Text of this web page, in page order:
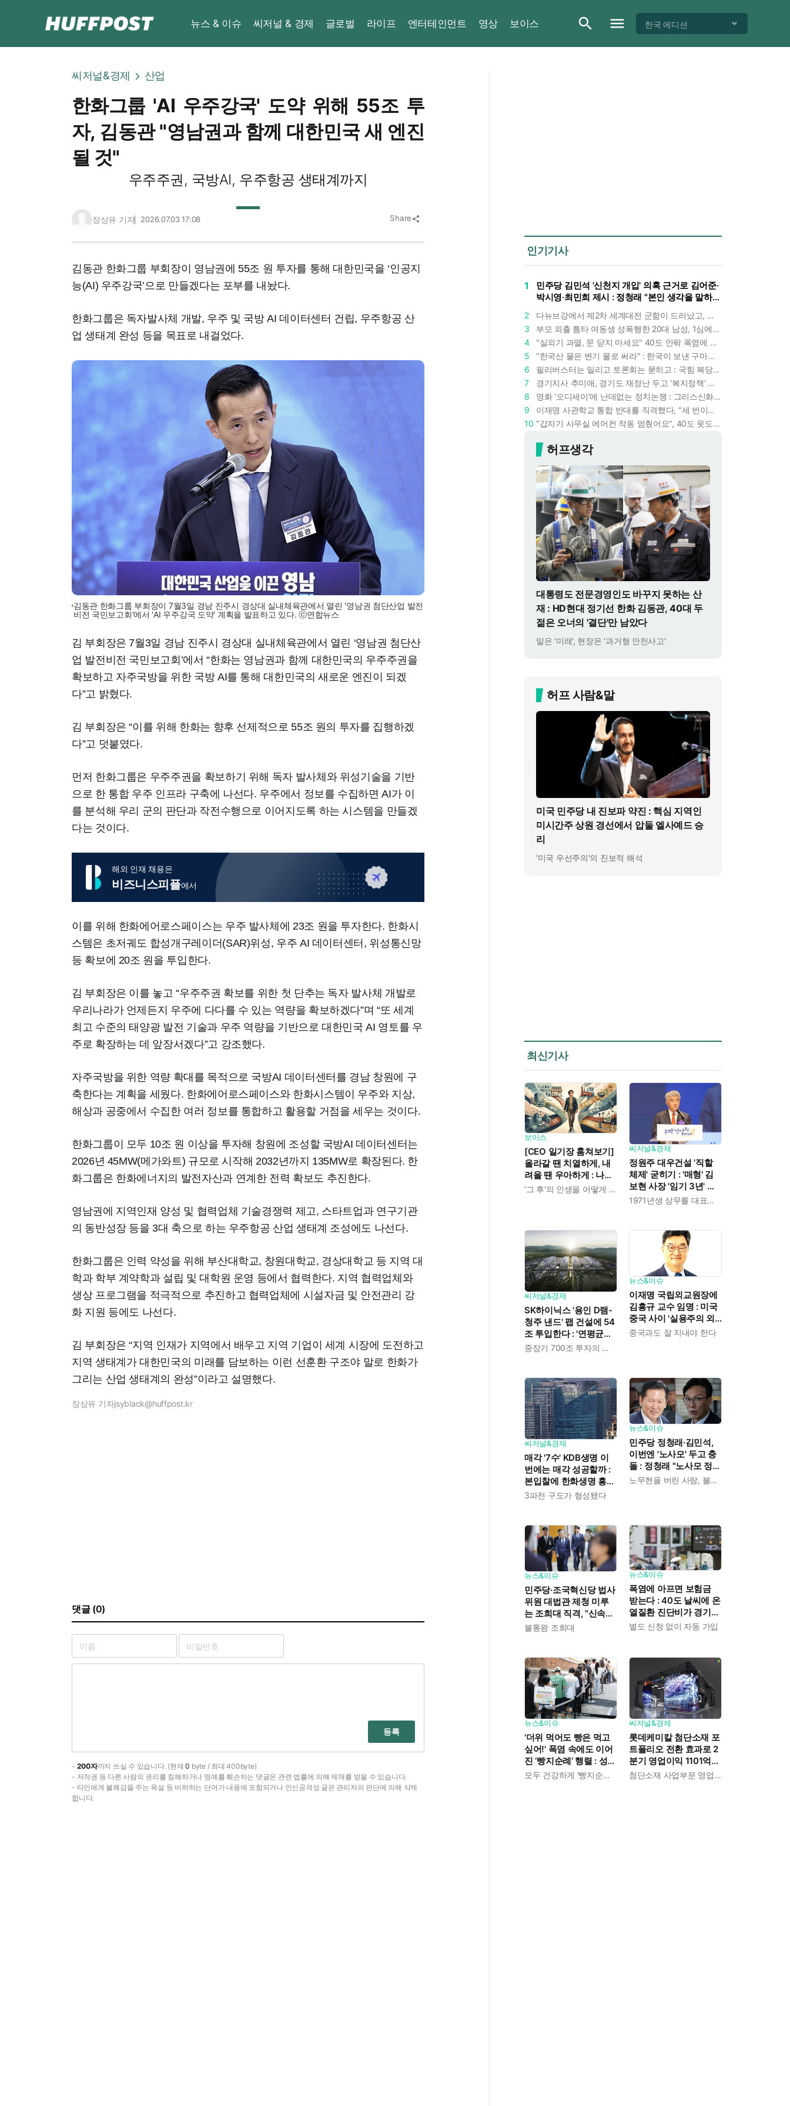
뉴스 & 이슈 씨저널 & 경제 글로벌 라이프 엔터테인먼트 영상 보이스 한국 에디션
씨저널&경제 산업
한화그룹 'AI 우주강국' 도약 위해 55조 투
자, 김동관 "영남권과 함께 대한민국 새 엔진
될 것"
우주주권, 국방AI, 우주항공 생태계까지
장상유 기자 2026.07.03 17:08 Share share
김동관 한화그룹 부회장이 영남권에 55조 원 투자를 통해 대한민국을 ‘인공지
능(AI) 우주강국’으로 만들겠다는 포부를 내놨다.
한화그룹은 독자발사체 개발, 우주 및 국방 AI 데이터센터 건립, 우주항공 산
업 생태계 완성 등을 목표로 내걸었다.
김동관 한화그룹 부회장이 7월3일 경남 진주시 경상대 실내체육관에서 열린 '영남권 첨단산업 발전
비전 국민보고회'에서 'AI 우주강국 도약' 계획을 발표하고 있다. ⓒ연합뉴스
김 부회장은 7월3일 경남 진주시 경상대 실내체육관에서 열린 ‘영남권 첨단산
업 발전비전 국민보고회’에서 “한화는 영남권과 함께 대한민국의 우주주권을
확보하고 자주국방을 위한 국방 AI를 통해 대한민국의 새로운 엔진이 되겠
다”고 밝혔다.
김 부회장은 “이를 위해 한화는 향후 선제적으로 55조 원의 투자를 집행하겠
다”고 덧붙였다.
먼저 한화그룹은 우주주권을 확보하기 위해 독자 발사체와 위성기술을 기반
으로 한 통합 우주 인프라 구축에 나선다. 우주에서 정보를 수집하면 AI가 이
를 분석해 우리 군의 판단과 작전수행으로 이어지도록 하는 시스템을 만들겠
다는 것이다.
해외 인재 채용은
비즈니스피플에서
이를 위해 한화에어로스페이스는 우주 발사체에 23조 원을 투자한다. 한화시
스템은 초저궤도 합성개구레이더(SAR)위성, 우주 AI 데이터센터, 위성통신망
등 확보에 20조 원을 투입한다.
김 부회장은 이를 놓고 “우주주권 확보를 위한 첫 단추는 독자 발사체 개발로
우리나라가 언제든지 우주에 다다를 수 있는 역량을 확보하겠다”며 “또 세계
최고 수준의 태양광 발전 기술과 우주 역량을 기반으로 대한민국 AI 영토를 우
주로 확장하는 데 앞장서겠다”고 강조했다.
자주국방을 위한 역량 확대를 목적으로 국방AI 데이터센터를 경남 창원에 구
축한다는 계획을 세웠다. 한화에어로스페이스와 한화시스템이 우주와 지상,
해상과 공중에서 수집한 여러 정보를 통합하고 활용할 거점을 세우는 것이다.
한화그룹이 모두 10조 원 이상을 투자해 창원에 조성할 국방AI 데이터센터는
2026년 45MW(메가와트) 규모로 시작해 2032년까지 135MW로 확장된다. 한
화그룹은 한화에너지의 발전자산과 연계한 전력 확보도 추진한다.
영남권에 지역인재 양성 및 협력업체 기술경쟁력 제고, 스타트업과 연구기관
의 동반성장 등을 3대 축으로 하는 우주항공 산업 생태계 조성에도 나선다.
한화그룹은 인력 약성을 위해 부산대학교, 창원대학교, 경상대학교 등 지역 대
학과 학부 계약학과 설립 및 대학원 운영 등에서 협력한다. 지역 협력업체와
생상 프로그램을 적극적으로 추진하고 협력업체에 시설자금 및 안전관리 강
화 지원 등에도 나선다.
김 부회장은 “지역 인재가 지역에서 배우고 지역 기업이 세계 시장에 도전하고
지역 생태계가 대한민국의 미래를 담보하는 이런 선훈환 구조야 말로 한화가
그리는 산업 생태계의 완성”이라고 설명했다.
장상유 기자jsyblack@huffpost.kr
댓글 (0)
등록
- 200자까지 쓰실 수 있습니다. (현재0 byte / 최대 400byte)
- 저작권 등 다른 사람의 권리를 침해하거나 명예를 훼손하는 댓글은 관련 법률에 의해 제재를 받을 수 있습니다.
- 타인에게 불쾌감을 주는 욕설 등 비하하는 단어가 내용에 포함되거나 인신공격성 글은 관리자의 판단에 의해 삭제
합니다.
인기기사
1
민주당 김민석 '신천지 개입' 의혹 근거로 김어준·
박시영·최민희 제시 : 정청래 "본인 생각을 말하
2
다뉴브강에서 제2차 세계대전 군함이 드러났고, 포항 수돗물은 갑자기 짜졌다 : 폭염·가뭄이 만든 낯선 풍경
3
부모 외출 틈타 여동생 성폭행한 20대 남성, 1심에서 5년형 선고 : 친족 간 '암수범죄'의 심각성
4
"실외기 과열, 문 닫지 마세요" 40도 안팎 폭염에 쉼 없이 도는 에어컨 : 화재 위험 경고등!
5
"한국산 물은 변기 물로 써라" : 한국이 보낸 구마모토 지진 구호품에 한 일본인의 '어처구니 없는' 반응
6
필리버스터는 밀리고 토론회는 묻히고 : 국힘 복당 원하는 한동훈, '검사 정치'의 한계만 드러내나
7
경기지사 추미애, 경기도 재정난 두고 '복지정책' 탓하는 시선에 정면 반박 : "고령자와 아이 인구 급증"
8
영화 '오디세이'에 난데없는 정치논쟁 : 그리스신화 공간에서 '트럼프 전쟁의 참혹함'이 보인다
9
이재명 사관학교 통합 반대를 직격했다, "세 번이나 군사 쿠데타 했는데 압도적 지위"
10
"갑자기 사무실 에어컨 작동 멈췄어요", 40도 웃도는 기온에 에어컨도 숨이 찬다
허프생각
대통령도 전문경영인도 바꾸지 못하는 산
재 : HD현대 정기선 한화 김동관, 40대 두
젊은 오너의 '결단'만 남았다
말은 '미래', 현장은 '과거형 안전사고'
허프 사람&말
미국 민주당 내 진보파 약진 : 핵심 지역인
미시간주 상원 경선에서 압둘 엘사예드 승
리
'미국 우선주의'의 진보적 해석
최신기사
보이스
[CEO 일기장 훔쳐보기]
올라갈 땐 치열하게, 내
려올 땐 우아하게 : 나만
의 커리어 설계법
'그 후'의 인생을 어떻게 살 것인가
씨저널&경제
정원주 대우건설 '직할
체제' 굳히기 : '매형' 김
보현 사장 '임기 3년' 받
고 4개월 만에 물러났다
1971년생 상무를 대표이사로 발탁
씨저널&경제
SK하이닉스 '용인 D램-
청주 낸드' 팹 건설에 54
조 투입한다 : '연평균
19% 성장' 메모리 수요중장기 700조 투자의 단계적 이행
뉴스&이슈
이재명 국립외교원장에
김흥규 교수 임명 : 미국
중국 사이 '실용주의 외
교론' 강조한 인물이다
중국과도 잘 지내야 한다
씨저널&경제
매각 '7수' KDB생명 이
번에는 매각 성공할까 :
본입찰에 한화생명 흥국
생명 한국금융지주 최종
3파전 구도가 형성됐다
뉴스&이슈
민주당 정청래·김민석,
이번엔 '노사모' 두고 충
돌 : 정청래 "노사모 정신
으로 승리" vs 김민석 측노무현을 버린 사람, 불편하겠지
뉴스&이슈
민주당·조국혁신당 법사
위원 대법관 제청 미루
는 조희대 직격, "신속한
재판 약속도 저버려"
불통왕 조희대
뉴스&이슈
폭염에 아프면 보험금
받는다 : 40도 날씨에 온
열질환 진단비가 경기도
민에게 주어진다
별도 신청 없이 자동 가입
뉴스&이슈
'더위 먹어도 빵은 먹고
싶어!' 폭염 속에도 이어
진 ‘빵지순례’ 행렬 : 성심
당이 대기 손님 위해 준모두 건강하게 '빵지순례' 마치시길.
씨저널&경제
롯데케미칼 첨단소재 포
트폴리오 전환 효과로 2
분기 영업이익 1101억
흑자전환 : 대산·여수 사첨단소재 사업부문 영업이익 1325억 원